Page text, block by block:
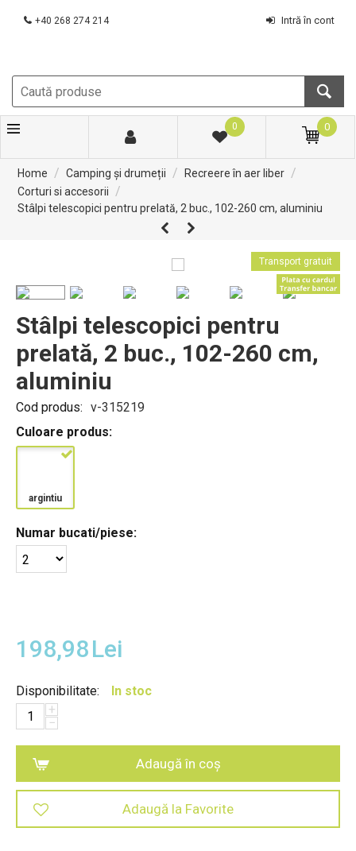
+40 268 274 214 Intră în cont
0 0
Home / Camping și drumeții / Recreere în aer liber /
Corturi si accesorii /
Stâlpi telescopici pentru prelată, 2 buc., 102-260 cm, aluminiu
Transport gratuit
Stâlpi telescopici pentru
prelată, 2 buc., 102-260 cm,
aluminiu
Cod produs: v-315219
Culoare produs:
argintiu
Numar bucati/piese:
198,98Lei
Disponibilitate:
In stoc
+
−
Adaugă în coș
Adaugă la Favorite